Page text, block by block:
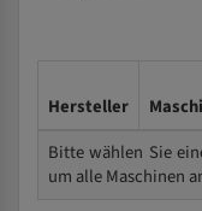
Hersteller
Bitte wählen Sie
um alle Maschinen